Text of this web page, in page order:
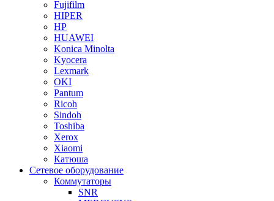
Fujifilm
HIPER
HP
HUAWEI
Konica Minolta
Kyocera
Lexmark
OKI
Pantum
Ricoh
Sindoh
Toshiba
Xerox
Xiaomi
Катюша
Сетевое оборудование
Коммутаторы
SNR